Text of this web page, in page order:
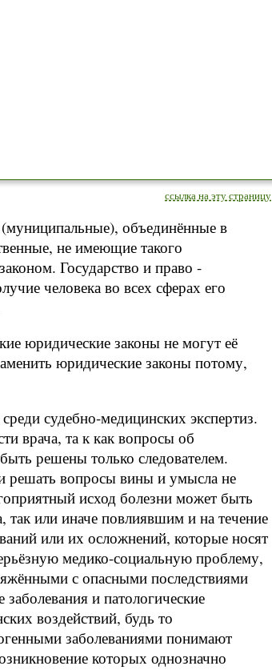
ссылка на эту страницу
объединённые в
не имеющие такого
Государство и право -
человека во всех сферах его
юридические законы не могут её
юридические законы потому,
судебно-медицинских экспертиз.
врача, та к как вопросы об
решены только следователем.
решать вопросы вины и умысла не
исход болезни может быть
или иначе повлиявшим и на течение
или их осложнений, которые носят
медико-социальную проблему,
с опасными последствиями
и патологические
воздействий, будь то
заболеваниями понимают
которых однозначно